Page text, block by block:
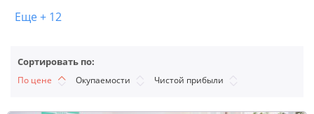
Еще + 12
Сортировать по:
По цене Окупаемости Чистой прибыли